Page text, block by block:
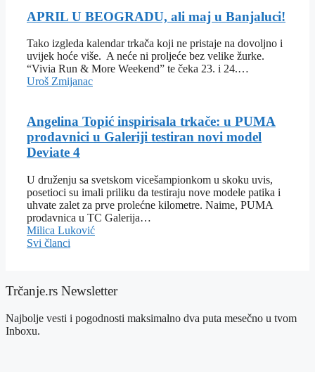
APRIL U BEOGRADU, ali maj u Banjaluci!
Tako izgleda kalendar trkača koji ne pristaje na dovoljno i
uvijek hoće više. A neće ni proljeće bez velike žurke.
“Vivia Run & More Weekend” te čeka 23. i 24.…
Uroš Zmijanac
Angelina Topić inspirisala trkače: u PUMA
prodavnici u Galeriji testiran novi model
Deviate 4
U druženju sa svetskom vicešampionkom u skoku uvis,
posetioci su imali priliku da testiraju nove modele patika i
uhvate zalet za prve prolećne kilometre. Naime, PUMA
prodavnica u TC Galerija…
Milica Luković
Svi članci
Trčanje.rs Newsletter
Najbolje vesti i pogodnosti maksimalno dva puta mesečno u tvom
Inboxu.